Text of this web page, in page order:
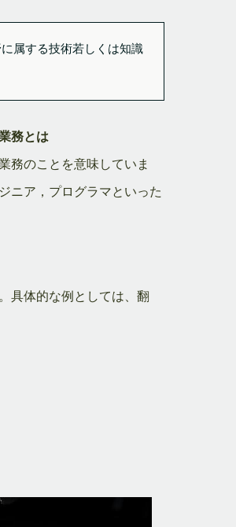
属する技術若しくは知識
務とは
務のことを意味していま
ニア，プログラマといった
具体的な例としては、翻